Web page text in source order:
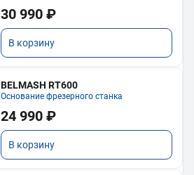
30 990 ₽
В корзину
BELMASH RT600
Основание фрезерного станка
24 990 ₽
В корзину